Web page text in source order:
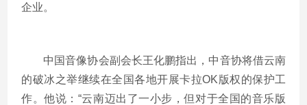
企业。
中国音像协会副会长王化鹏指出，中音协将借云南
的破冰之举继续在全国各地开展卡拉OK版权的保护工
作。他说：“云南迈出了一小步，但对于全国的音乐版